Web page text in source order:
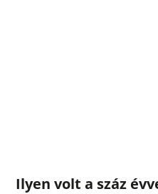
Ilyen volt a száz